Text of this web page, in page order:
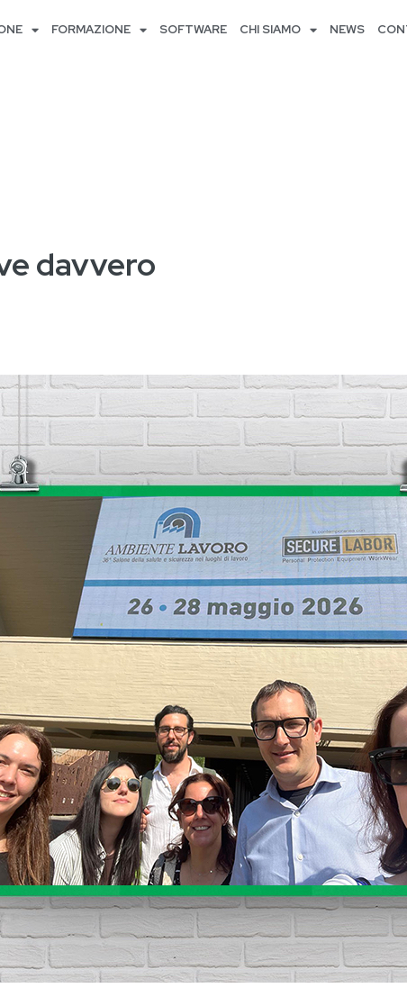
FORMAZIONE SOFTWARE CHI SIAMO NEWS
davvero